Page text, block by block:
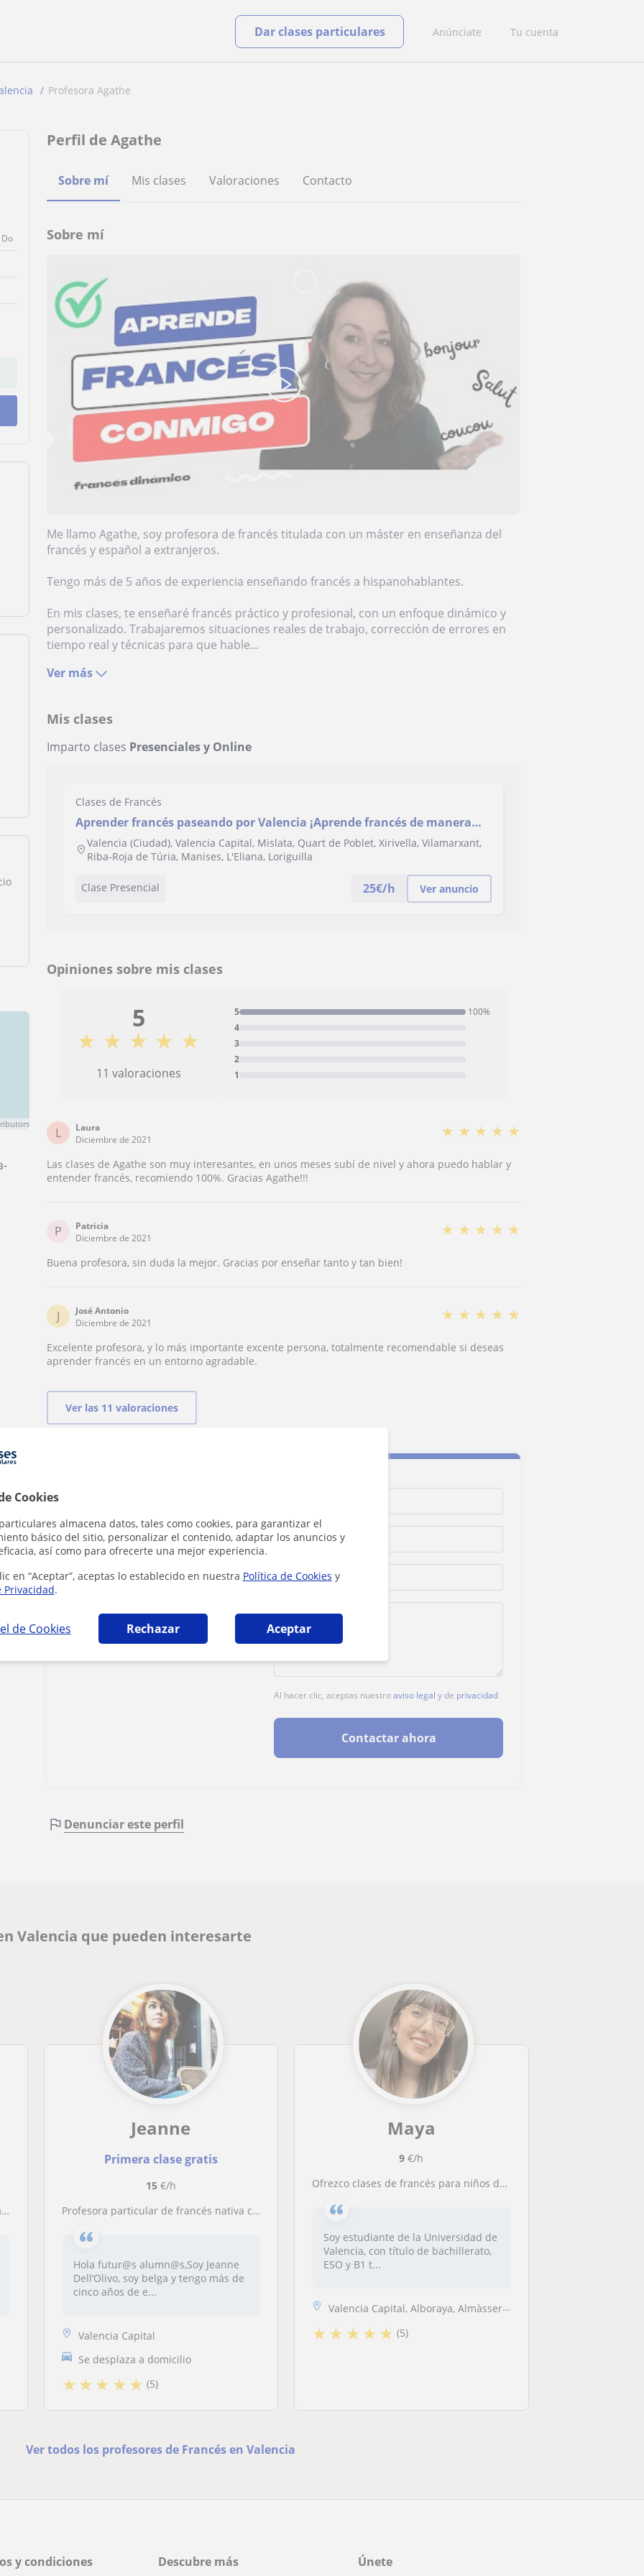
Cookies
almacena datos, tales como cookies, para garantizar el
básico del sitio, personalizar el contenido, adaptar los anuncios y
así como para ofrecerte una mejor experiencia.
en “Aceptar”, aceptas lo establecido en nuestra Política de Cookies y
Privacidad.
de Cookies Rechazar Aceptar
Anúnciate Tu cuenta
Dar clases particulares
Profesora Agathe
Do
Perfil de Agathe
Sobre mí Mis clases Valoraciones Contacto
Sobre mí
Me llamo Agathe, soy profesora de francés titulada con un máster en enseñanza del
francés y español a extranjeros.
Tengo más de 5 años de experiencia enseñando francés a hispanohablantes.
En mis clases, te enseñaré francés práctico y profesional, con un enfoque dinámico y
personalizado. Trabajaremos situaciones reales de trabajo, corrección de errores en
tiempo real y técnicas para que hable...
Ver más
Mis clases
Imparto clases Presenciales y Online
Clases de Francés
Aprender francés paseando por Valencia ¡Aprende francés de manera
divertida y comunicativa!
Valencia (Ciudad), Valencia Capital, Mislata, Quart de Poblet, Xirivella, Vilamarxant,
Riba-Roja de Túria, Manises, L'Eliana, Loriguilla
Clase Presencial 25€/h Ver anuncio
Opiniones sobre mis clases
5
★ ★ ★ ★ ★
11 valoraciones 1
2
3
4
5 100%
L
Laura
Diciembre de 2021
★ ★ ★ ★ ★
Las clases de Agathe son muy interesantes, en unos meses subí de nivel y ahora puedo hablar y
entender francés, recomiendo 100%. Gracias Agathe!!!
P
Patricia
Diciembre de 2021
★ ★ ★ ★ ★
Buena profesora, sin duda la mejor. Gracias por enseñar tanto y tan bien!
J
José Antonio
Diciembre de 2021
★ ★ ★ ★ ★
Excelente profesora, y lo más importante excente persona, totalmente recomendable si deseas
aprender francés en un entorno agradable.
Ver las 11 valoraciones
Tarifa 35€/h
Al hacer clic, aceptas nuestroaviso legal y de privacidad
Contactar ahora
Denunciar este perfil
Valencia que pueden interesarte
Jeanne
Primera clase gratis
15€/h
Profesora particular de francés nativa con experiencia y mucha pasión
Hola futur@s alumn@s,Soy Jeanne
Dell’Olivo, soy belga y tengo más de
cinco años de e...
Valencia Capital
Se desplaza a domicilio
★★★ ★★ (5)
Maya
9 €/h
Ofrezco clases de francés para niños de entre 6 y 14 años. Diversión y aprendizaje asegurado!
Soy estudiante de la Universidad de
Valencia, con título de bachillerato,
ESO y B1 t...
Valencia Capital, Alboraya, Almàssera, Tavernes Blanques
★★ ★★★ (5)
Ver todos los profesores de Francés en Valencia
y condiciones Descubre más Únete